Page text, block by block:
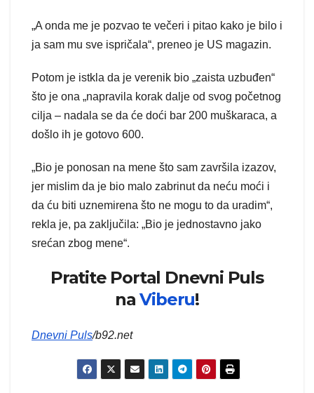
„A onda me je pozvao te večeri i pitao kako je bilo i
ja sam mu sve ispričala“, preneo je US magazin.
Potom je istkla da je verenik bio „zaista uzbuđen“
što je ona „napravila korak dalje od svog početnog
cilja – nadala se da će doći bar 200 muškaraca, a
došlo ih je gotovo 600.
„Bio je ponosan na mene što sam završila izazov,
jer mislim da je bio malo zabrinut da neću moći i
da ću biti uznemirena što ne mogu to da uradim“,
rekla je, pa zaključila: „Bio je jednostavno jako
srećan zbog mene“.
Pratite Portal Dnevni Puls
naViberu!
Dnevni Puls/b92.net